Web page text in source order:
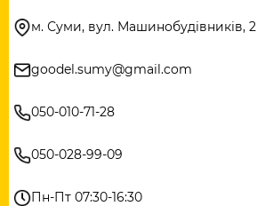
м. Суми, вул. Машинобудівників, 2
goodel.sumy@gmail.com
050-010-71-28
050-028-99-09
Пн-Пт 07:30-16:30